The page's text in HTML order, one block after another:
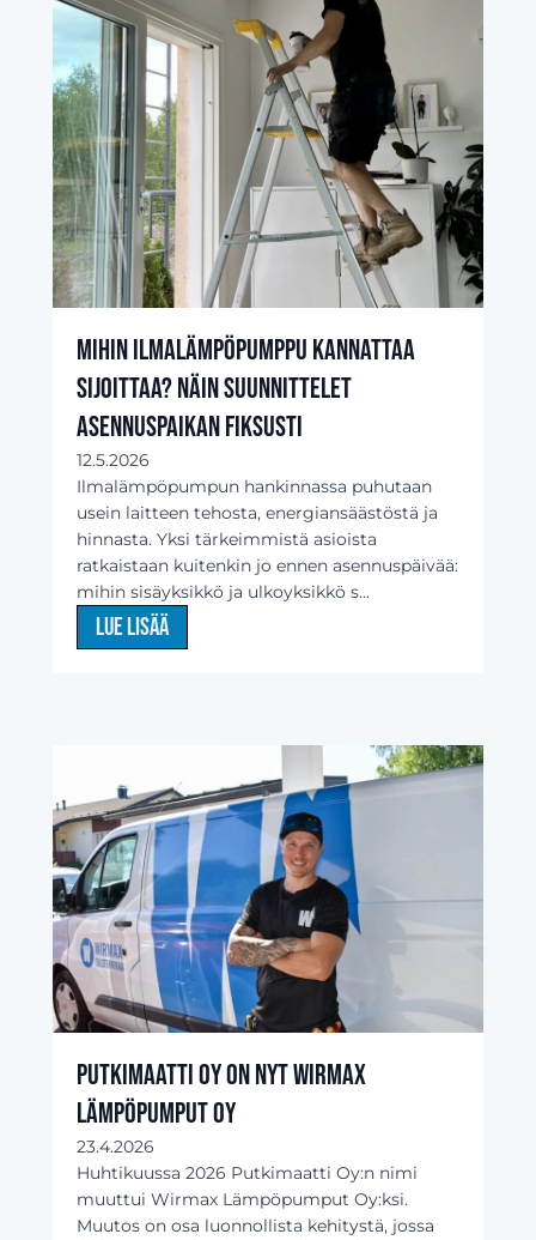
Mihin ilmalämpöpumppu kannattaa
sijoittaa? Näin suunnittelet
asennuspaikan fiksusti
12.5.2026
Ilmalämpöpumpun hankinnassa puhutaan
usein laitteen tehosta, energiansäästöstä ja
hinnasta. Yksi tärkeimmistä asioista
ratkaistaan kuitenkin jo ennen asennuspäivää:
mihin sisäyksikkö ja ulkoyksikkö s...
Lue lisää
Putkimaatti Oy on nyt Wirmax
Lämpöpumput Oy
23.4.2026
Huhtikuussa 2026 Putkimaatti Oy:n nimi
muuttui Wirmax Lämpöpumput Oy:ksi.
Muutos on osa luonnollista kehitystä, jossa